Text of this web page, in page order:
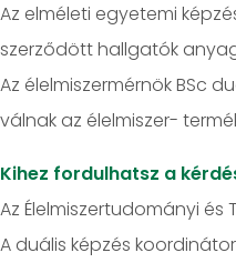
Az elméleti egyetemi
szerződött hallgatók
Az élelmiszermérnök BSc
válnak az élelmiszer-
Kihez fordulhatsz a
Az Élelmiszertudományi
A duális képzés